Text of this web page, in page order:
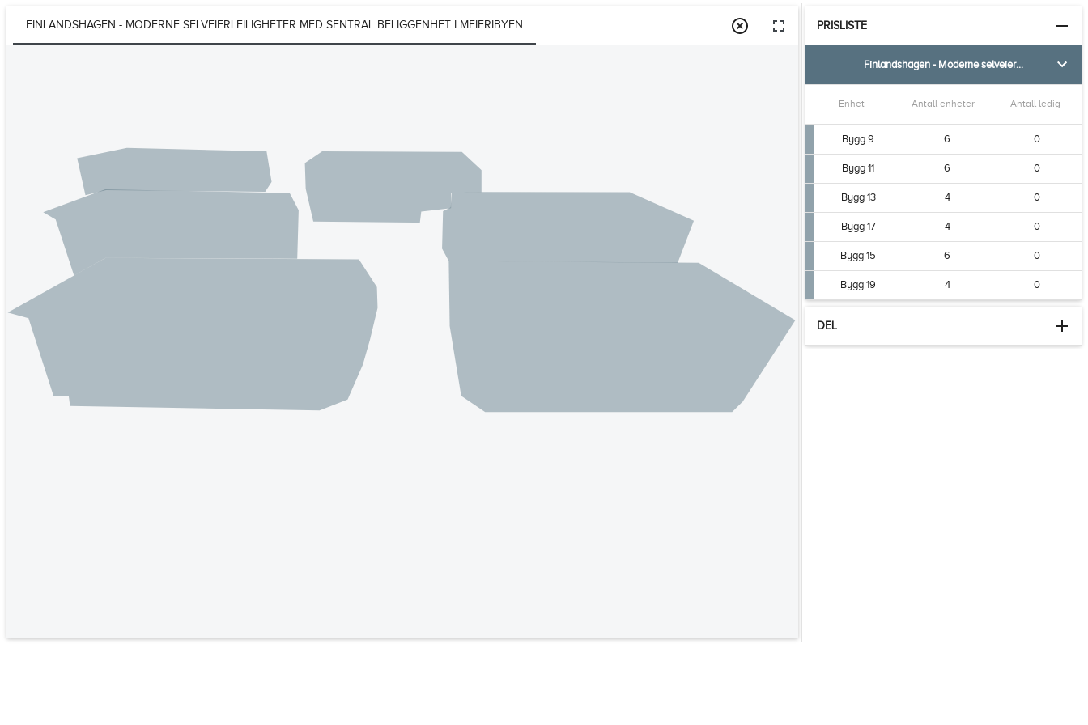
FINLANDSHAGEN - MODERNE SELVEIERLEILIGHETER MED SENTRAL BELIGGENHET I MEIERIBYEN PRISLISTE
Finlandshagen - Moderne selveierleiligheter med sentral beliggenhet i Meieribyen
Enhet Antall enheter Antall ledig
Bygg 9 6 0
Bygg 11 6 0
Bygg 13 4 0
Bygg 17 4 0
Bygg 15 6 0
Bygg 19 4 0
DEL